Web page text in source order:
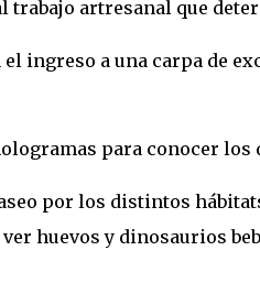
trabajo artresanal que
ingreso a una carpa de
para conocer
por los distintos
huevos y dinosaurios